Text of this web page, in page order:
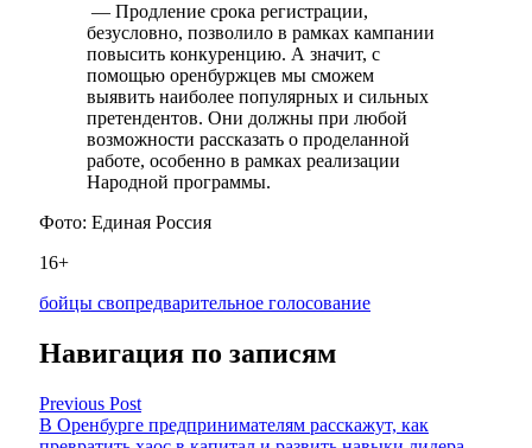
— Продление срока регистрации,
безусловно, позволило в рамках кампании
повысить конкуренцию. А значит, с
помощью оренбуржцев мы сможем
выявить наиболее популярных и сильных
претендентов. Они должны при любой
возможности рассказать о проделанной
работе, особенно в рамках реализации
Народной программы.
Фото: Единая Россия
16+
бойцы свопредварительное голосование
Навигация по записям
Previous Post
В Оренбурге предпринимателям расскажут, как